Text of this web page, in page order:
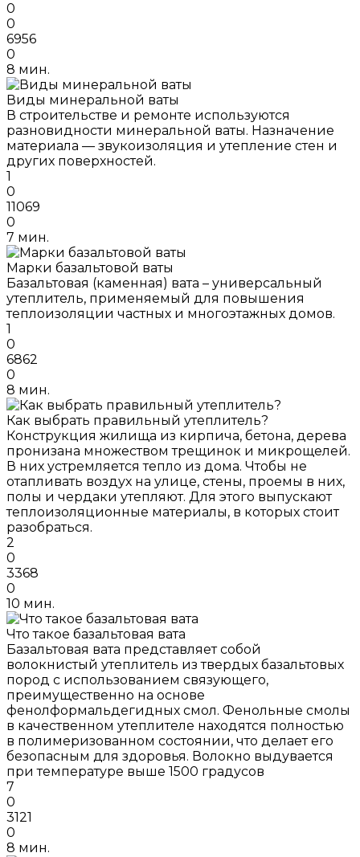
0
0
6956
0
8 мин.
Виды минеральной ваты
В строительстве и ремонте используются
разновидности минеральной ваты. Назначение
материала — звукоизоляция и утепление стен и
других поверхностей.
1
0
11069
0
7 мин.
Марки базальтовой ваты
Базальтовая (каменная) вата – универсальный
утеплитель, применяемый для повышения
теплоизоляции частных и многоэтажных домов.
1
0
6862
0
8 мин.
Как выбрать правильный утеплитель?
Конструкция жилища из кирпича, бетона, дерева
пронизана множеством трещинок и микрощелей.
В них устремляется тепло из дома. Чтобы не
отапливать воздух на улице, стены, проемы в них,
полы и чердаки утепляют. Для этого выпускают
теплоизоляционные материалы, в которых стоит
разобраться.
2
0
3368
0
10 мин.
Что такое базальтовая вата
Базальтовая вата представляет собой
волокнистый утеплитель из твердых базальтовых
пород с использованием связующего,
преимущественно на основе
фенолформальдегидных смол. Фенольные смолы
в качественном утеплителе находятся полностью
в полимеризованном состоянии, что делает его
безопасным для здоровья. Волокно выдувается
при температуре выше 1500 градусов
7
0
3121
0
8 мин.